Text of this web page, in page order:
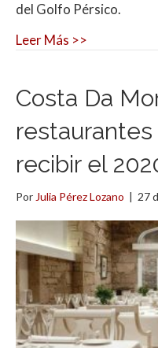
del Golfo Pérsico.
Leer Más >>
Costa Da
restaurantes
recibir el
Por Julia Pérez Lozano | 27